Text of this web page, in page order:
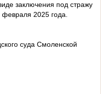
заключения под стражу
2025 года.
суда Смоленской